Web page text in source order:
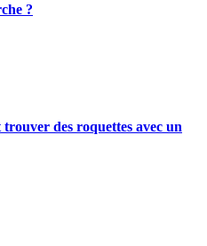
?
des roquettes avec un